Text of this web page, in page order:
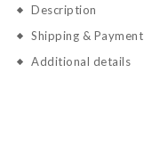
Description
Shipping & Payment
Additional details